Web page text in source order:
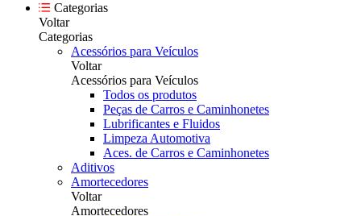
Categorias
Voltar
Categorias
Acessórios para Veículos
Voltar
Acessórios para Veículos
Todos os produtos
Peças de Carros e Caminhonetes
Lubrificantes e Fluidos
Limpeza Automotiva
Aces. de Carros e Caminhonetes
Aditivos
Amortecedores
Voltar
Amortecedores